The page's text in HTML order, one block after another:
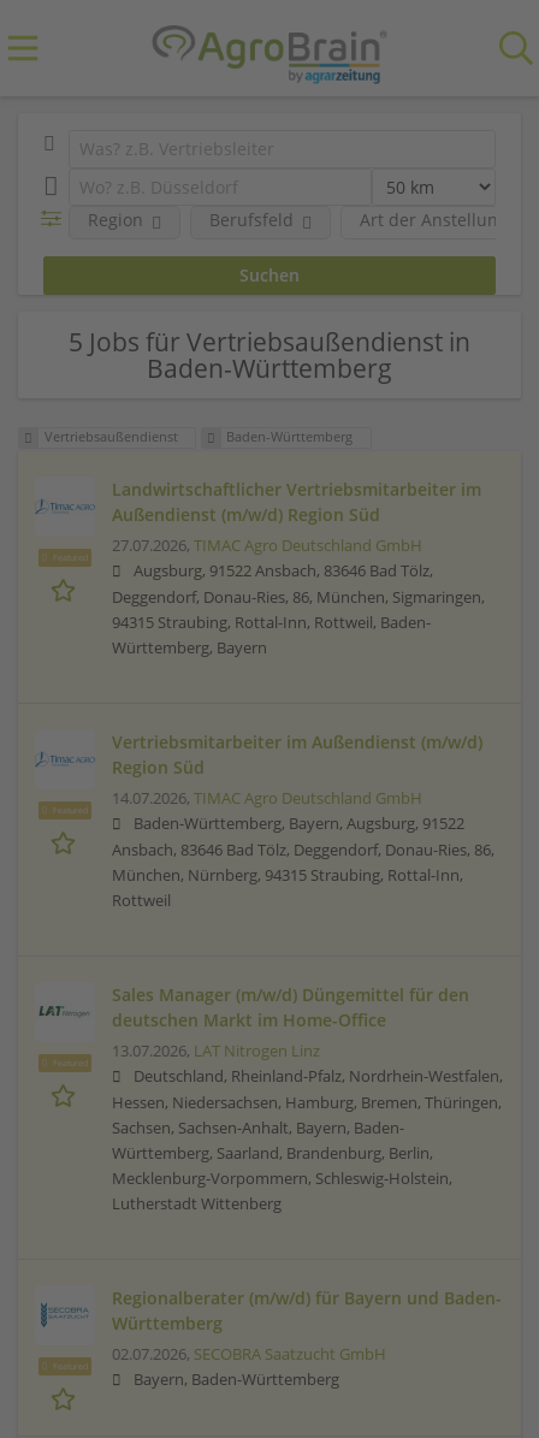
Art der Anstellung
Region Berufsfeld
5 Jobs für Vertriebsaußendienst in
Baden-Württemberg
Vertriebsaußendienst Baden-Württemberg
Featured
Landwirtschaftlicher Vertriebsmitarbeiter im
Außendienst (m/w/d) Region Süd
27.07.2026, TIMAC Agro Deutschland GmbH
Augsburg, 91522 Ansbach, 83646 Bad Tölz,
Deggendorf, Donau-Ries, 86, München, Sigmaringen,
94315 Straubing, Rottal-Inn, Rottweil, Baden-
Württemberg, Bayern
Featured
Vertriebsmitarbeiter im Außendienst (m/w/d)
Region Süd
14.07.2026, TIMAC Agro Deutschland GmbH
Baden-Württemberg, Bayern, Augsburg, 91522
Ansbach, 83646 Bad Tölz, Deggendorf, Donau-Ries, 86,
München, Nürnberg, 94315 Straubing, Rottal-Inn,
Rottweil
Featured
Sales Manager (m/w/d) Düngemittel für den
deutschen Markt im Home-Office
13.07.2026, LAT Nitrogen Linz
Deutschland, Rheinland-Pfalz, Nordrhein-Westfalen,
Hessen, Niedersachsen, Hamburg, Bremen, Thüringen,
Sachsen, Sachsen-Anhalt, Bayern, Baden-
Württemberg, Saarland, Brandenburg, Berlin,
Mecklenburg-Vorpommern, Schleswig-Holstein,
Lutherstadt Wittenberg
Featured
Regionalberater (m/w/d) für Bayern und Baden-
Württemberg
02.07.2026, SECOBRA Saatzucht GmbH
Bayern, Baden-Württemberg